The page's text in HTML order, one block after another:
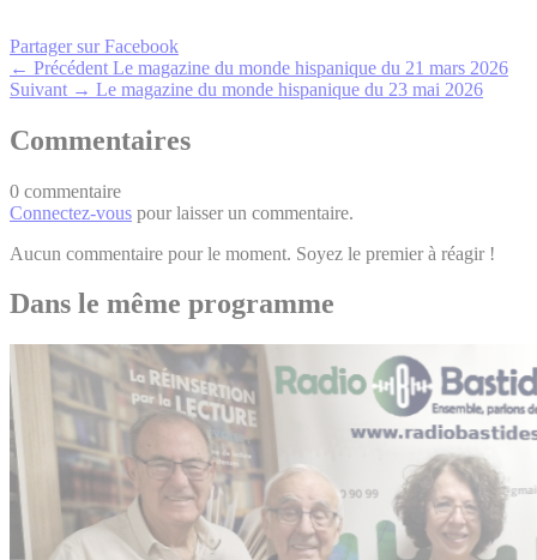
Partager sur Facebook
← Précédent Le magazine du monde hispanique du 21 mars 2026
Suivant → Le magazine du monde hispanique du 23 mai 2026
Commentaires
0 commentaire
Connectez-vous pour laisser un commentaire.
Aucun commentaire pour le moment. Soyez le premier à réagir !
Dans le même programme